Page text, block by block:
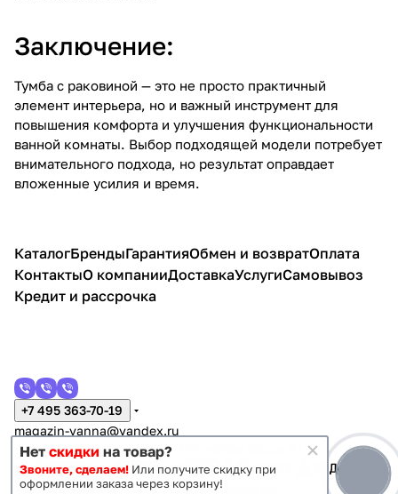
Заключение:
Тумба с раковиной — это не просто практичный
элемент интерьера, но и важный инструмент для
повышения комфорта и улучшения функциональности
ванной комнаты. Выбор подходящей модели потребует
внимательного подхода, но результат оправдает
вложенные усилия и время.
КаталогБрендыГарантияОбмен и возвратОплата
КонтактыО компанииДоставкаУслугиСамовывоз
Кредит и рассрочка
+7 495 363-70-19
magazin-vanna@yandex.ru
г. Москва, Митино, улица Пятницкое шоссе 47
Темная тема Конфиденциальность
Нет скидки на товар?
Звоните, сделаем! Или получите скидку при
оформлении заказа через корзину!